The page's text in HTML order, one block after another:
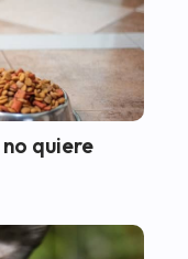
quiere